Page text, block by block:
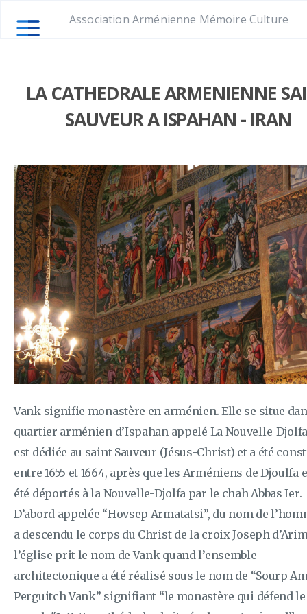
Association Arménienne Mémoire Culture
LA CATHEDRALE ARMENIENNE
SAUVEUR A ISPAHAN - IRAN
Vank signifie monastère en arménien. Elle se situe
quartier arménien d’Ispahan appelé La Nouvelle-
est dédiée au saint Sauveur (Jésus-Christ) et a été
entre 1655 et 1664, après que les Arméniens de Djoulfa
été déportés à la Nouvelle-Djolfa par le chah Abbas Ier.
D’abord appelée “Hovsep Armatatsi”, du nom de
a descendu le corps du Christ de la croix Joseph
l’église prit le nom de Vank quand l’ensemble
architectonique a été réalisé sous le nom de “Sourp
Perguitch Vank” signifiant “le monastère qui défend le